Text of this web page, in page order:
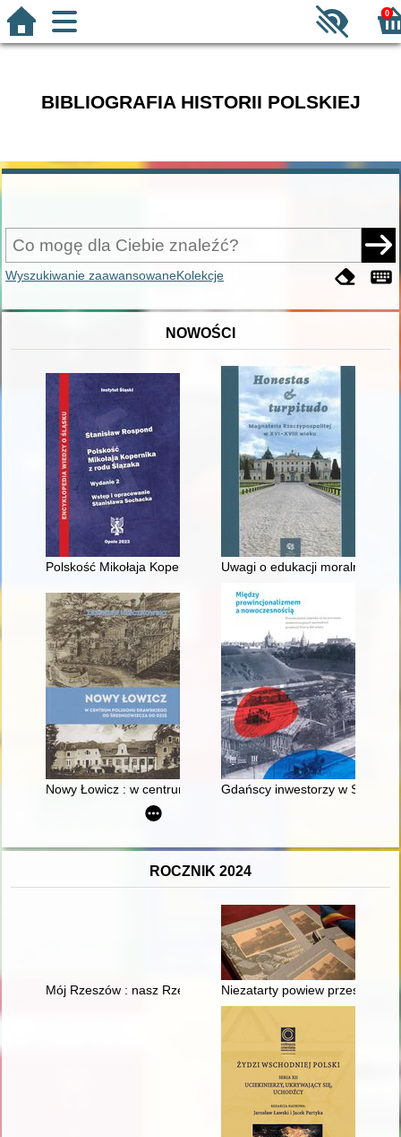
0
BIBLIOGRAFIA HISTORII POLSKIEJ
Wyszukiwanie zaawansowaneKolekcje
NOWOŚCI
Polskość Mikołaja Kopernika z rodu ŚlązakaUwagi o edukacji moralnej
Nowy Łowicz : w centrum poligonu drawskiego od
Gdańscy inwestorzy w
ROCZNIK 2024
Mój Rzeszów : nasz Rzeszów = My Rzeszów : our Rzeszów
Niezatarty powiew przeszłości